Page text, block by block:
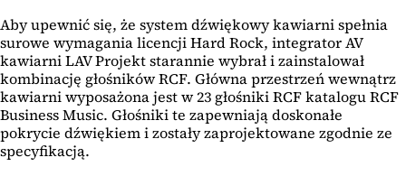
Aby upewnić się, że system dźwiękowy kawiarni spełnia
surowe wymagania licencji Hard Rock, integrator AV
kawiarni LAV Projekt starannie wybrał i zainstalował
kombinację głośników RCF. Główna przestrzeń wewnątrz
kawiarni wyposażona jest w 23 głośniki RCF katalogu RCF
Business Music. Głośniki te zapewniają doskonałe
pokrycie dźwiękiem i zostały zaprojektowane zgodnie ze
specyfikacją.